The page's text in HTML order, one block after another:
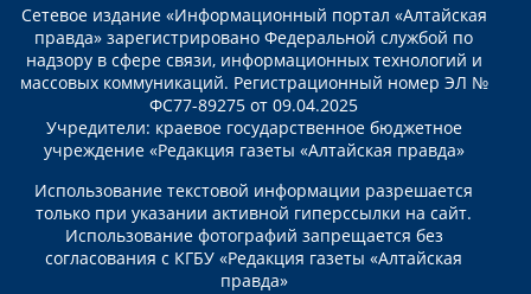
Сетевое издание «Информационный портал «Алтайская
правда» зарегистрировано Федеральной службой по
надзору в сфере связи, информационных технологий и
массовых коммуникаций. Регистрационный номер ЭЛ №
ФС77-89275 от 09.04.2025
Учредители: краевое государственное бюджетное
учреждение «Редакция газеты «Алтайская правда»
Использование текстовой информации разрешается
только при указании активной гиперссылки на сайт.
Использование фотографий запрещается без
согласования с КГБУ «Редакция газеты «Алтайская
правда»